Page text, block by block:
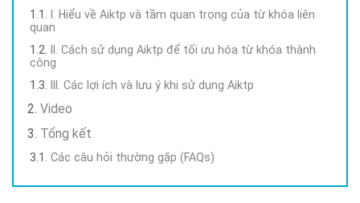
I. Hiểu về Aiktp và tầm quan trọng của từ khóa liên
quan
II. Cách sử dụng Aiktp để tối ưu hóa từ khóa thành
công
III. Các lợi ích và lưu ý khi sử dụng Aiktp
Video
Tổng kết
Các câu hỏi thường gặp (FAQs)